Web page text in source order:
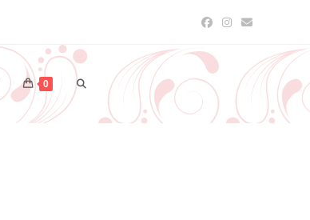
0